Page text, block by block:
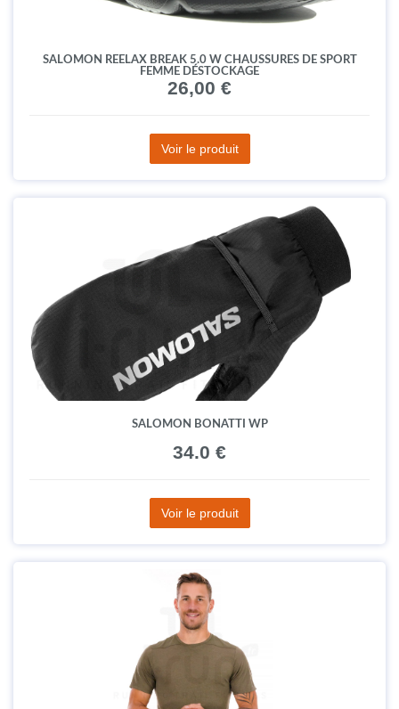
SALOMON REELAX BREAK 5.0 W CHAUSSURES DE SPORT
FEMME DÉSTOCKAGE
26,00 €
Voir le produit
SALOMON BONATTI WP
34.0 €
Voir le produit